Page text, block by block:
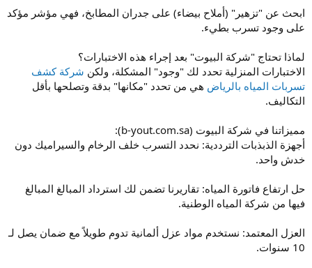
ابحث عن "تزهير" (أملاح بيضاء) على جدران المطابخ، فهي مؤشر مؤكد
على وجود تسرب بطيء.
لماذا تحتاج "شركة البيوت" بعد إجراء هذه الاختبارات؟
الاختبارات المنزلية تحدد لك "وجود" المشكلة، ولكن شركة كشف
تسربات المياه بالرياض هي من تحدد "مكانها" بدقة وتصلحها بأقل
التكاليف.
مميزاتنا في شركة البيوت (b-yout.com.sa):
أجهزة الذبذبات الترددية: نحدد التسرب خلف الرخام والسيراميك دون
خدش واحد.
حل ارتفاع فاتورة المياه: تقاريرنا تضمن لك استرداد المبالغ المبالغ
فيها من شركة المياه الوطنية.
العزل المعتمد: نستخدم مواد عزل ألمانية تدوم طويلاً مع ضمان يصل لـ
10 سنوات.